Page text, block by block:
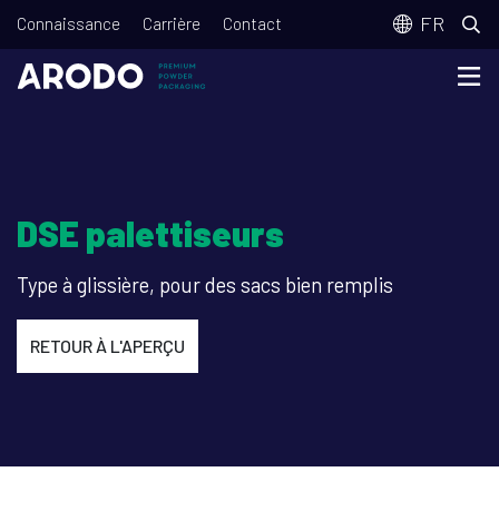
Aller
au
contenu
T
o
p
u
Connaissance Carrière Contact FR
DSE palettiseurs
Type à glissière, pour des sacs bien remplis
RETOUR À L'APERÇU